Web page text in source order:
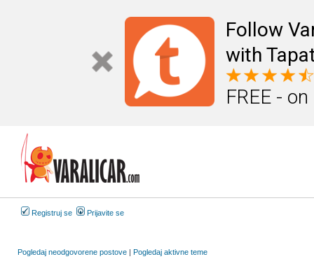
Follow
with
FREE -
Registruj se Prijavite se
Pogledaj neodgovorene postove | Pogledaj aktivne teme